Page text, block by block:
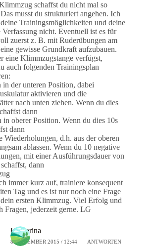
schaffst du nicht mal so
musst du strukturiert angehen. Ich
Trainingsmöglichkeiten und deine
Verfassung nicht. Eventuell ist es für
zuerst z. B. mit Ruderübungen am
gewisse Grundkraft aufzubauen.
eine Klimmzugstange verfügst,
auch folgenden Trainingsplan
in der unteren Position, dabei
aktivieren und die
nach unten ziehen. Wenn du dies
dann
in oberer Position. Wenn du dies 10s
dann
Wiederholungen, d.h. aus der oberen
ablassen. Wenn du 10 negative
mit einer Ausführungsdauer von
dann
immer kurz auf, trainiere konsequent
Tag und es ist nur noch eine Frage
ersten Klimmzug. Viel Erfolg und
Fragen, jederzeit gerne. LG
Katharina
8. DEZEMBER 2015 / 12:44 ANTWORTEN